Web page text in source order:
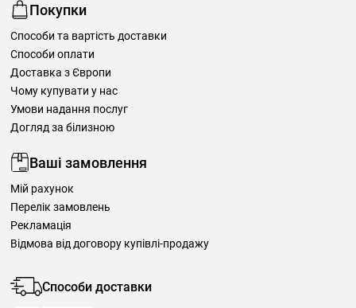
Покупки
Способи та вартість доставки
Способи оплати
Доставка з Європи
Чому купувати у нас
Умови надання послуг
Догляд за білизною
Ваші замовлення
Мій рахунок
Перелік замовлень
Рекламація
Відмова від договору купівлі-продажу
Способи доставки